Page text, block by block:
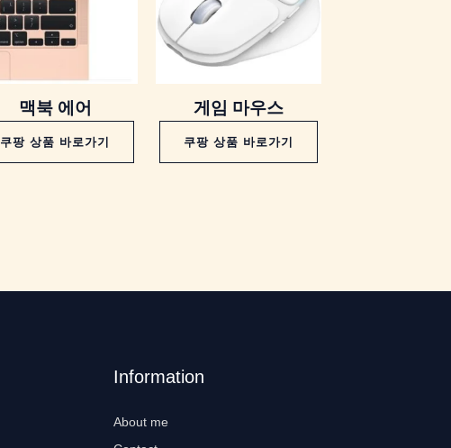
맥북 에어
쿠팡 상품 바로가기
게임 마우스
쿠팡 상품 바로가기
Information
About me